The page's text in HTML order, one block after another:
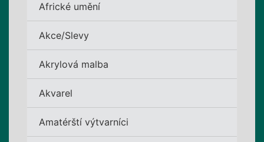
Africké umění
Akce/Slevy
Akrylová malba
Akvarel
Amatérští výtvarníci